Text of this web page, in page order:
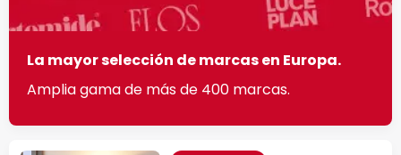
La mayor selección de marcas en Europa.
Amplia gama de más de 400 marcas.